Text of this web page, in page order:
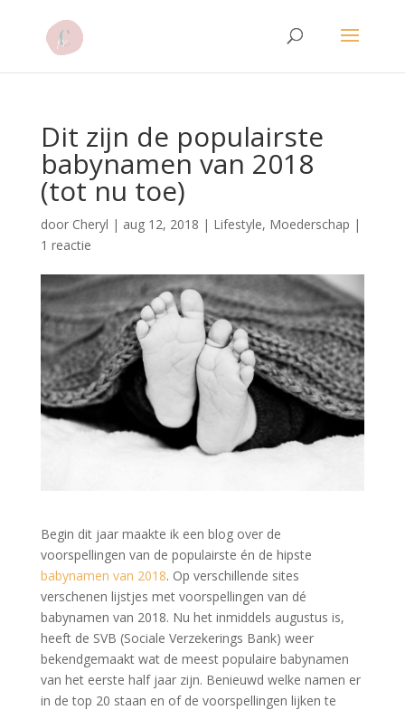
Dit zijn de populairste
babynamen van 2018
(tot nu toe)
door Cheryl | aug 12, 2018 | Lifestyle, Moederschap |
1 reactie
Begin dit jaar maakte ik een blog over de
voorspellingen van de populairste én de hipste
babynamen van 2018. Op verschillende sites
verschenen lijstjes met voorspellingen van dé
babynamen van 2018. Nu het inmiddels augustus is,
heeft de SVB (Sociale Verzekerings Bank) weer
bekendgemaakt wat de meest populaire babynamen
van het eerste half jaar zijn. Benieuwd welke namen er
in de top 20 staan en of de voorspellingen lijken te